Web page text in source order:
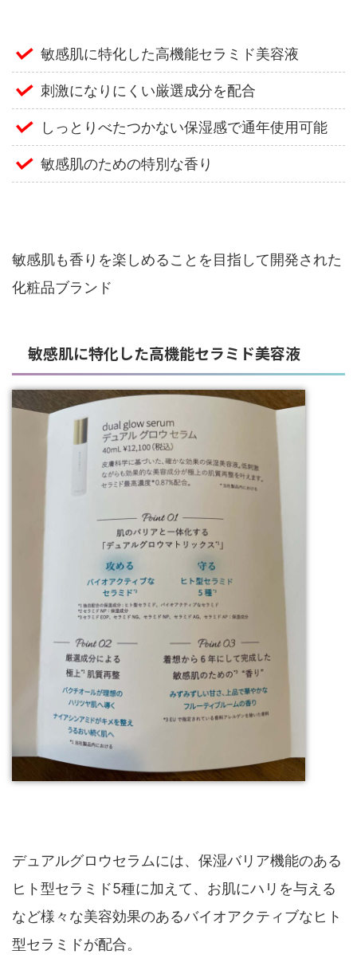
敏感肌に特化した高機能セラミド美容液
刺激になりにくい厳選成分を配合
しっとりべたつかない保湿感で通年使用可能
敏感肌のための特別な香り
敏感肌も香りを楽しめることを目指して開発された
化粧品ブランド
敏感肌に特化した高機能セラミド美容液
デュアルグロウセラムには、保湿バリア機能のある
ヒト型セラミド5種に加えて、お肌にハリを与える
など様々な美容効果のあるバイオアクティブなヒト
型セラミドが配合。